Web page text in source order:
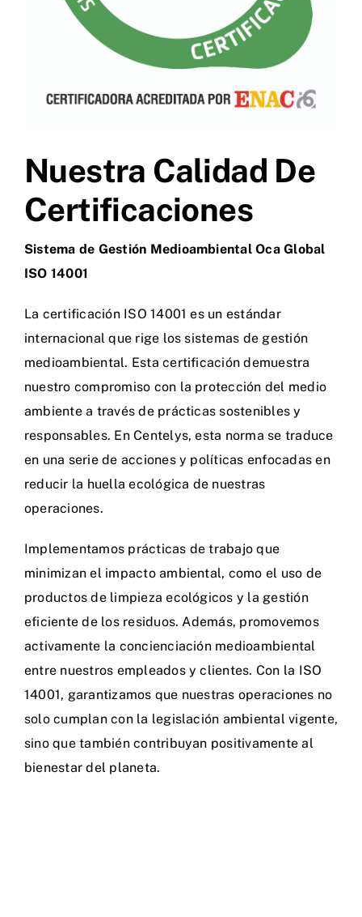
Nuestra Calidad De
Certificaciones
Sistema de Gestión Medioambiental Oca Global
ISO 14001
La certificación ISO 14001 es un estándar
internacional que rige los sistemas de gestión
medioambiental. Esta certificación demuestra
nuestro compromiso con la protección del medio
ambiente a través de prácticas sostenibles y
responsables. En Centelys, esta norma se traduce
en una serie de acciones y políticas enfocadas en
reducir la huella ecológica de nuestras
operaciones.
Implementamos prácticas de trabajo que
minimizan el impacto ambiental, como el uso de
productos de limpieza ecológicos y la gestión
eficiente de los residuos. Además, promovemos
activamente la concienciación medioambiental
entre nuestros empleados y clientes. Con la ISO
14001, garantizamos que nuestras operaciones no
solo cumplan con la legislación ambiental vigente,
sino que también contribuyan positivamente al
bienestar del planeta.